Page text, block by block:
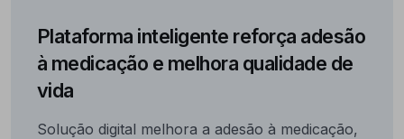
Plataforma inteligente reforça adesão
à medicação e melhora qualidade de
vida
Solução digital melhora a adesão à medicação,